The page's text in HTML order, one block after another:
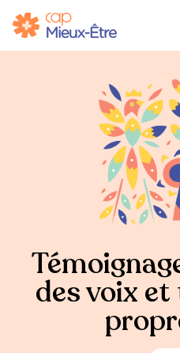
des voix